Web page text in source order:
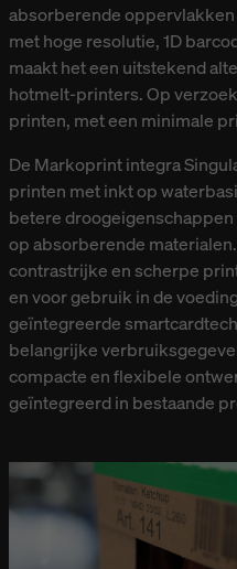
absorberende
met hoge resolutie, 1D
maakt het een uitstekend
hotmelt-printers. Op
printen, met een minimale
De Markoprint integra
printen met inkt op
betere
op absorberende
contrastrijke en scherpe
en voor gebruik in de
geïntegreerde
belangrijke
compacte en flexibele
geïntegreerd in bestaande